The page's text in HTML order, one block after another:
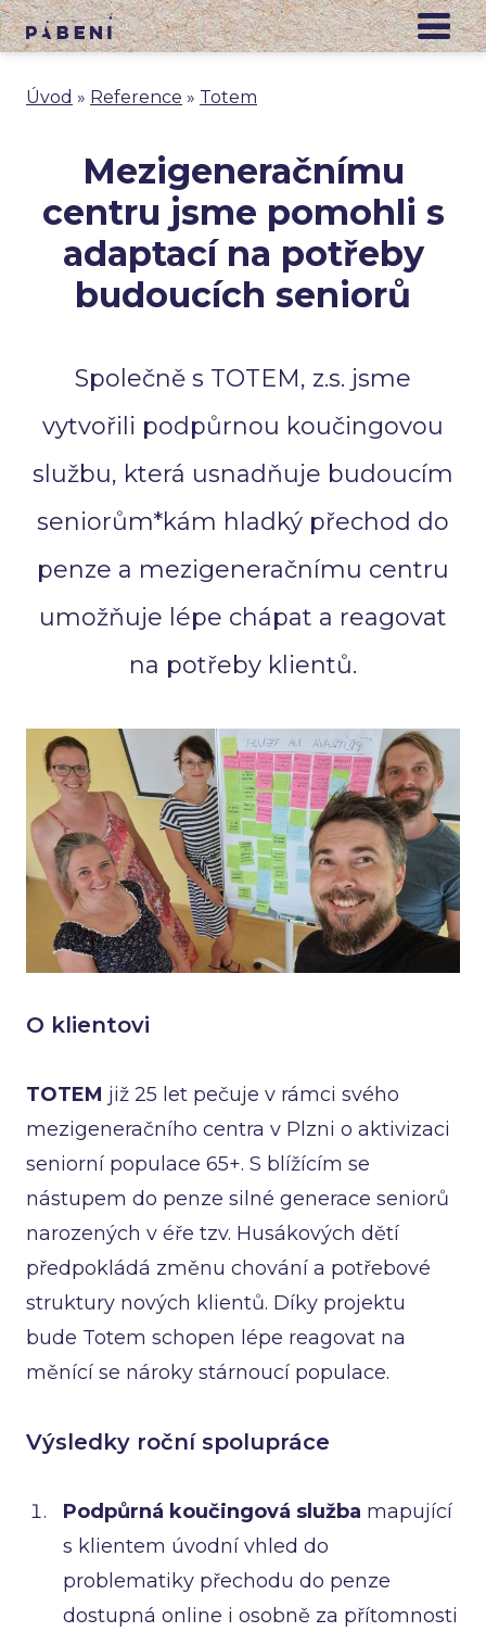
Úvod » Reference » Totem
Mezigeneračnímu
centru jsme pomohli s
adaptací na potřeby
budoucích seniorů
Společně s TOTEM, z.s. jsme
vytvořili podpůrnou koučingovou
službu, která usnadňuje budoucím
seniorům*kám hladký přechod do
penze a mezigeneračnímu centru
umožňuje lépe chápat a reagovat
na potřeby klientů.
O klientovi
TOTEM již 25 let pečuje v rámci svého
mezigeneračního centra v Plzni o aktivizaci
seniorní populace 65+. S blížícím se
nástupem do penze silné generace seniorů
narozených v éře tzv. Husákových dětí
předpokládá změnu chování a potřebové
struktury nových klientů. Díky projektu
bude Totem schopen lépe reagovat na
měnící se nároky stárnoucí populace.
Výsledky roční spolupráce
Podpůrná koučingová služba mapující
s klientem úvodní vhled do
problematiky přechodu do penze
dostupná online i osobně za přítomnosti